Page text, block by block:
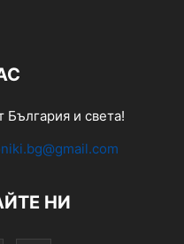
България и света!
НИ